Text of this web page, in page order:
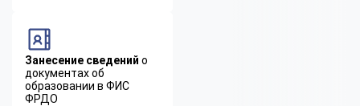
Занесение сведений о
документах об
образовании в ФИС
ФРДО